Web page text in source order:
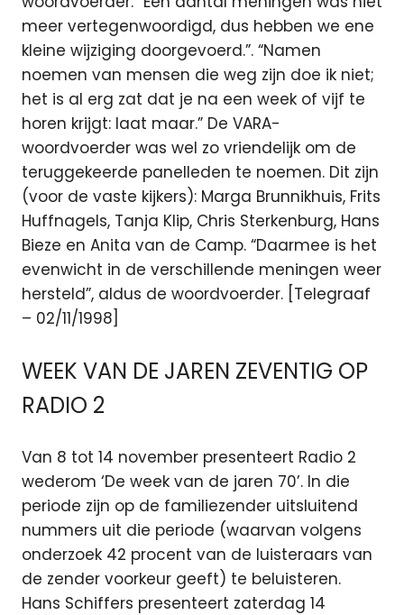
meer vertegenwoordigd, dus hebben we ene
kleine wijziging doorgevoerd.”. “Namen
noemen van mensen die weg zijn doe ik niet;
het is al erg zat dat je na een week of vijf te
horen krijgt: laat maar.” De VARA-
woordvoerder was wel zo vriendelijk om de
teruggekeerde panelleden te noemen. Dit zijn
(voor de vaste kijkers): Marga Brunnikhuis, Frits
Huffnagels, Tanja Klip, Chris Sterkenburg, Hans
Bieze en Anita van de Camp. “Daarmee is het
evenwicht in de verschillende meningen weer
hersteld”, aldus de woordvoerder. [Telegraaf
– 02/11/1998]
WEEK VAN DE JAREN ZEVENTIG OP
RADIO 2
Van 8 tot 14 november presenteert Radio 2
wederom ‘De week van de jaren 70’. In die
periode zijn op de familiezender uitsluitend
nummers uit die periode (waarvan volgens
onderzoek 42 procent van de luisteraars van
de zender voorkeur geeft) te beluisteren.
Hans Schiffers presenteert zaterdag 14